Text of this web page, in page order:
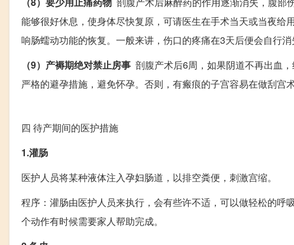
能够很好休息，使身体尽快复原，可请医生在手术当天或当夜
响肠蠕动功能的恢复。一般来讲，伤口的疼痛在3天后便会自行消
（9）产褥期绝对禁止房事 剖腹产术后6周，如果阴道不再出血
严格的避孕措施，避免怀孕。否则，有瘢痕的子宫容易在做刮宫
四 待产期间的医护措施
1.灌肠
医护人员将某种液体注入孕妇肠道，以排空粪便，刺激宫缩。
程序：灌肠由医护人员来执行，会有些许不适，可以做轻松的
个动作有时候需要家人帮助完成。